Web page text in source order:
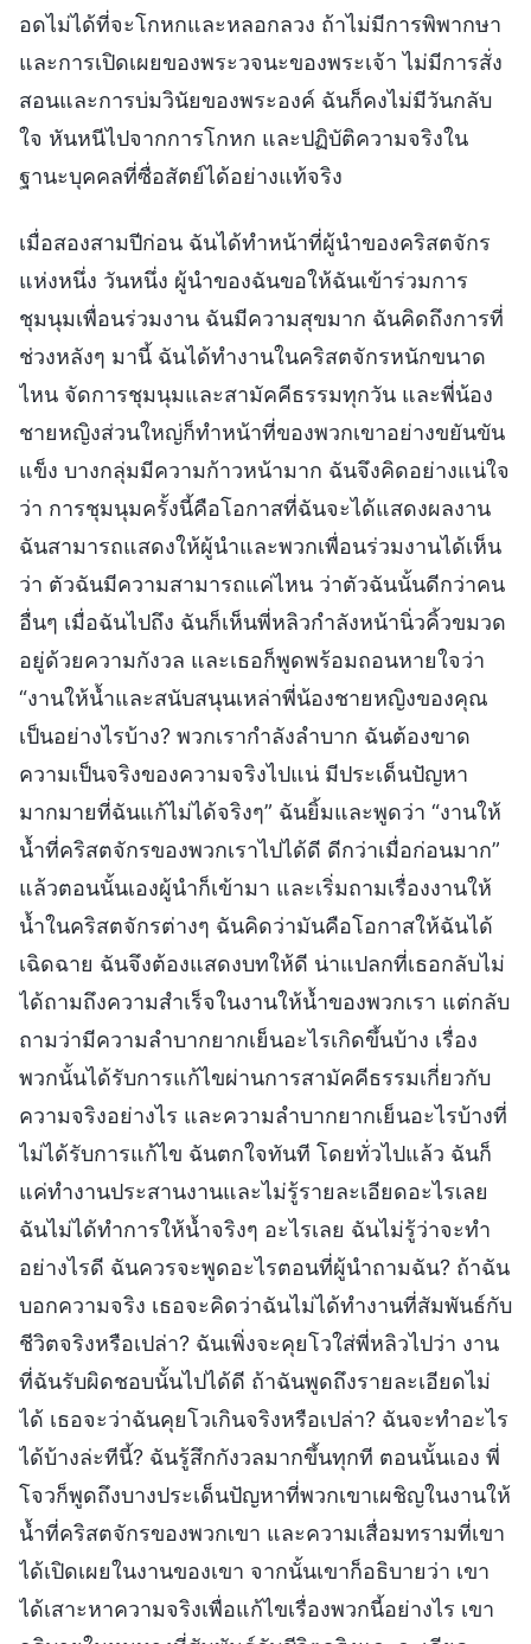
อดไม่ได้ที่จะโกหกและหลอกลวง ถ้าไม่มีการพิพากษา
และการเปิดเผยของพระวจนะของพระเจ้า ไม่มีการสั่ง
สอนและการบ่มวินัยของพระองค์ ฉันก็คงไม่มีวันกลับ
ใจ หันหนีไปจากการโกหก และปฏิบัติความจริงใน
ฐานะบุคคลที่ซื่อสัตย์ได้อย่างแท้จริง
เมื่อสองสามปีก่อน ฉันได้ทำหน้าที่ผู้นำของคริสตจักร
แห่งหนึ่ง วันหนึ่ง ผู้นำของฉันขอให้ฉันเข้าร่วมการ
ชุมนุมเพื่อนร่วมงาน ฉันมีความสุขมาก ฉันคิดถึงการที่
ช่วงหลังๆ มานี้ ฉันได้ทำงานในคริสตจักรหนักขนาด
ไหน จัดการชุมนุมและสามัคคีธรรมทุกวัน และพี่น้อง
ชายหญิงส่วนใหญ่ก็ทำหน้าที่ของพวกเขาอย่างขยันขัน
แข็ง บางกลุ่มมีความก้าวหน้ามาก ฉันจึงคิดอย่างแน่ใจ
ว่า การชุมนุมครั้งนี้คือโอกาสที่ฉันจะได้แสดงผลงาน
ฉันสามารถแสดงให้ผู้นำและพวกเพื่อนร่วมงานได้เห็น
ว่า ตัวฉันมีความสามารถแค่ไหน ว่าตัวฉันนั้นดีกว่าคน
อื่นๆ เมื่อฉันไปถึง ฉันก็เห็นพี่หลิวกำลังหน้านิ่วคิ้วขมวด
อยู่ด้วยความกังวล และเธอก็พูดพร้อมถอนหายใจว่า
“งานให้น้ำและสนับสนุนเหล่าพี่น้องชายหญิงของคุณ
เป็นอย่างไรบ้าง? พวกเรากำลังลำบาก ฉันต้องขาด
ความเป็นจริงของความจริงไปแน่ มีประเด็นปัญหา
มากมายที่ฉันแก้ไม่ได้จริงๆ” ฉันยิ้มและพูดว่า “งานให้
น้ำที่คริสตจักรของพวกเราไปได้ดี ดีกว่าเมื่อก่อนมาก”
แล้วตอนนั้นเองผู้นำก็เข้ามา และเริ่มถามเรื่องงานให้
น้ำในคริสตจักรต่างๆ ฉันคิดว่ามันคือโอกาสให้ฉันได้
เฉิดฉาย ฉันจึงต้องแสดงบทให้ดี น่าแปลกที่เธอกลับไม่
ได้ถามถึงความสำเร็จในงานให้น้ำของพวกเรา แต่กลับ
ถามว่ามีความลำบากยากเย็นอะไรเกิดขึ้นบ้าง เรื่อง
พวกนั้นได้รับการแก้ไขผ่านการสามัคคีธรรมเกี่ยวกับ
ความจริงอย่างไร และความลำบากยากเย็นอะไรบ้างที่
ไม่ได้รับการแก้ไข ฉันตกใจทันที โดยทั่วไปแล้ว ฉันก็
แค่ทำงานประสานงานและไม่รู้รายละเอียดอะไรเลย
ฉันไม่ได้ทำการให้น้ำจริงๆ อะไรเลย ฉันไม่รู้ว่าจะทำ
อย่างไรดี ฉันควรจะพูดอะไรตอนที่ผู้นำถามฉัน? ถ้าฉัน
บอกความจริง เธอจะคิดว่าฉันไม่ได้ทำงานที่สัมพันธ์กับ
ชีวิตจริงหรือเปล่า? ฉันเพิ่งจะคุยโวใส่พี่หลิวไปว่า งาน
ที่ฉันรับผิดชอบนั้นไปได้ดี ถ้าฉันพูดถึงรายละเอียดไม่
ได้ เธอจะว่าฉันคุยโวเกินจริงหรือเปล่า? ฉันจะทำอะไร
ได้บ้างล่ะทีนี้? ฉันรู้สึกกังวลมากขึ้นทุกที ตอนนั้นเอง พี่
โจวก็พูดถึงบางประเด็นปัญหาที่พวกเขาเผชิญในงานให้
น้ำที่คริสตจักรของพวกเขา และความเสื่อมทรามที่เขา
ได้เปิดเผยในงานของเขา จากนั้นเขาก็อธิบายว่า เขา
ได้เสาะหาความจริงเพื่อแก้ไขเรื่องพวกนี้อย่างไร เขา